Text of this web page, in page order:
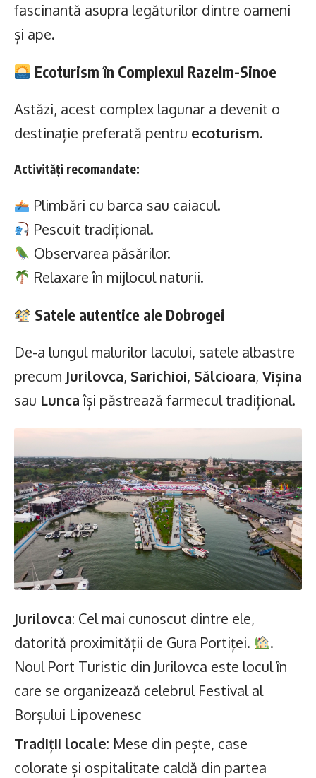
fascinantă asupra legăturilor dintre oameni
și ape.
Ecoturism în Complexul Razelm-Sinoe
Astăzi, acest complex lagunar a devenit o
destinație preferată pentru ecoturism.
Activități recomandate:
Plimbări cu barca sau caiacul.
Pescuit tradițional.
Observarea păsărilor.
Relaxare în mijlocul naturii.
Satele autentice ale Dobrogei
De-a lungul malurilor lacului, satele albastre
precum Jurilovca, Sarichioi, Sălcioara, Vișina
sau Luncaîși păstrează farmecul tradițional.
Jurilovca: Cel mai cunoscut dintre ele,
datorită proximității de Gura Portiței.
.
Noul Port Turistic din Jurilovca este locul în
care se organizează celebrul Festival al
Borșului Lipovenesc
Tradiții locale: Mese din pește, case
colorate și ospitalitate caldă din partea